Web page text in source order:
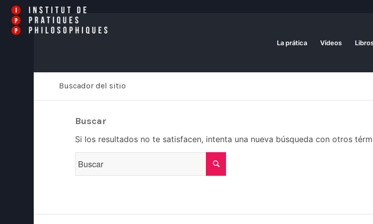
La prática Vídeos
Buscador del sitio
Buscar
Si los resultados no te satisfacen, intenta una nueva búsqueda con otros